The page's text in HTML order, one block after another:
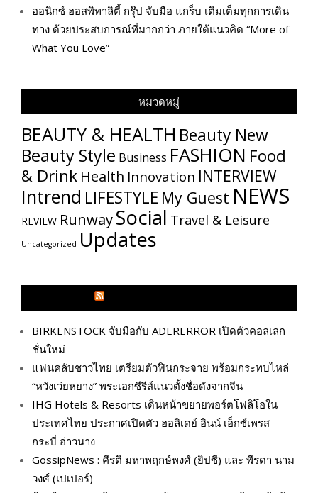
ออนิกซ์ ฮอสพิทาลิตี้ กรุ๊ป จับมือ แกร็บ เติมเต็มทุกการเดิน
ทาง ด้วยประสบการณ์ที่มากกว่า ภายใต้แนวคิด “More of
What You Love”
หมวดหมู่
BEAUTY & HEALTH Beauty New
Beauty Style Business FASHION Food
& Drink Health Innovation INTERVIEW
Intrend LIFESTYLE My​ Guest NEWS
REVIEW RunwaySocial Travel & Leisure
Uncategorized Updates
BIRKENSTOCK จับมือกับ ADERERROR เปิดตัวคอลเลก
ชั่นใหม่
แฟนคลับชาวไทย เตรียมตัวฟินกระจาย พร้อมกระทบไหล่
“หวังเว่ยหยาง” พระเอกซีรีส์แนวตั้งชื่อดังจากจีน
IHG Hotels & Resorts เดินหน้าขยายพอร์ตโฟลิโอใน
ประเทศไทย ประกาศเปิดตัว ฮอลิเดย์ อินน์ เอ็กซ์เพรส
กระบี่ อ่าวนาง
GossipNews : คีรติ มหาพฤกษ์พงศ์ (ยิปซี) และ พีรดา นาม
วงศ์ (เปเปอร์)